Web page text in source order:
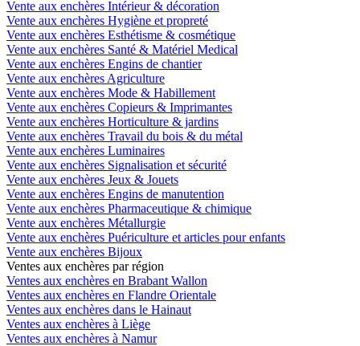
Vente aux enchères Intérieur & décoration
Vente aux enchères Hygiène et propreté
Vente aux enchères Esthétisme & cosmétique
Vente aux enchères Santé & Matériel Medical
Vente aux enchères Engins de chantier
Vente aux enchères Agriculture
Vente aux enchères Mode & Habillement
Vente aux enchères Copieurs & Imprimantes
Vente aux enchères Horticulture & jardins
Vente aux enchères Travail du bois & du métal
Vente aux enchères Luminaires
Vente aux enchères Signalisation et sécurité
Vente aux enchères Jeux & Jouets
Vente aux enchères Engins de manutention
Vente aux enchères Pharmaceutique & chimique
Vente aux enchères Métallurgie
Vente aux enchères Puériculture et articles pour enfants
Vente aux enchères Bijoux
Ventes aux enchères par région
Ventes aux enchères en Brabant Wallon
Ventes aux enchères en Flandre Orientale
Ventes aux enchères dans le Hainaut
Ventes aux enchères à Liège
Ventes aux enchères à Namur